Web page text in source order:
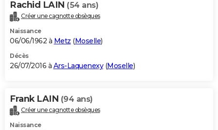
Rachid LAIN (54 ans)
Créer une cagnotte obsèques
Naissance
06/06/1962 à Metz (Moselle)
Décès
26/07/2016 à Ars-Laquenexy(Moselle)
Frank LAIN (94 ans)
Créer une cagnotte obsèques
Naissance